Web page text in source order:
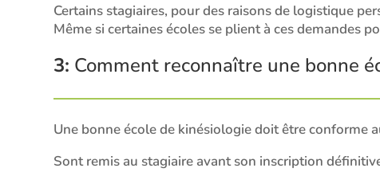
Certains stagiaires, pour des raisons de logistique
Même si certaines écoles se plient à ces demandes
3: Comment reconnaître une bonne
Une bonne école de kinésiologie doit être conforme
Sont remis au stagiaire avant son inscription